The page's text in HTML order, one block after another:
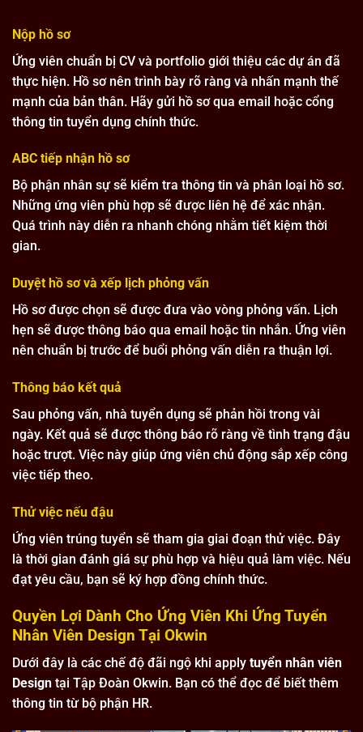
Nộp hồ sơ
Ứng viên chuẩn bị CV và portfolio giới thiệu các dự án đã
thực hiện. Hồ sơ nên trình bày rõ ràng và nhấn mạnh thế
mạnh của bản thân. Hãy gửi hồ sơ qua email hoặc cổng
thông tin tuyển dụng chính thức.
ABC tiếp nhận hồ sơ
Bộ phận nhân sự sẽ kiểm tra thông tin và phân loại hồ sơ.
Những ứng viên phù hợp sẽ được liên hệ để xác nhận.
Quá trình này diễn ra nhanh chóng nhằm tiết kiệm thời
gian.
Duyệt hồ sơ và xếp lịch phỏng vấn
Hồ sơ được chọn sẽ được đưa vào vòng phỏng vấn. Lịch
hẹn sẽ được thông báo qua email hoặc tin nhắn. Ứng viên
nên chuẩn bị trước để buổi phỏng vấn diễn ra thuận lợi.
Thông báo kết quả
Sau phỏng vấn, nhà tuyển dụng sẽ phản hồi trong vài
ngày. Kết quả sẽ được thông báo rõ ràng về tình trạng đậu
hoặc trượt. Việc này giúp ứng viên chủ động sắp xếp công
việc tiếp theo.
Thử việc nếu đậu
Ứng viên trúng tuyển sẽ tham gia giai đoạn thử việc. Đây
là thời gian đánh giá sự phù hợp và hiệu quả làm việc. Nếu
đạt yêu cầu, bạn sẽ ký hợp đồng chính thức.
Quyền Lợi Dành Cho Ứng Viên Khi Ứng Tuyển
Nhân Viên Design Tại Okwin
Dưới đây là các chế độ đãi ngộ khi apply tuyển nhân viên
Design tại Tập Đoàn Okwin. Bạn có thể đọc để biết thêm
thông tin từ bộ phận HR.